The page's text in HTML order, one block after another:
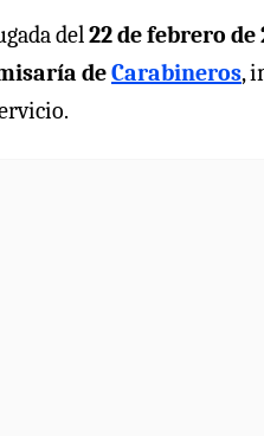
del22 de febrero de
deCarabineros,